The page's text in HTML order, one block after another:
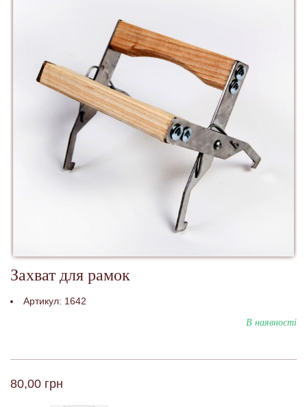
Захват для рамок
Артикул: 1642
В наявності
80,00 грн